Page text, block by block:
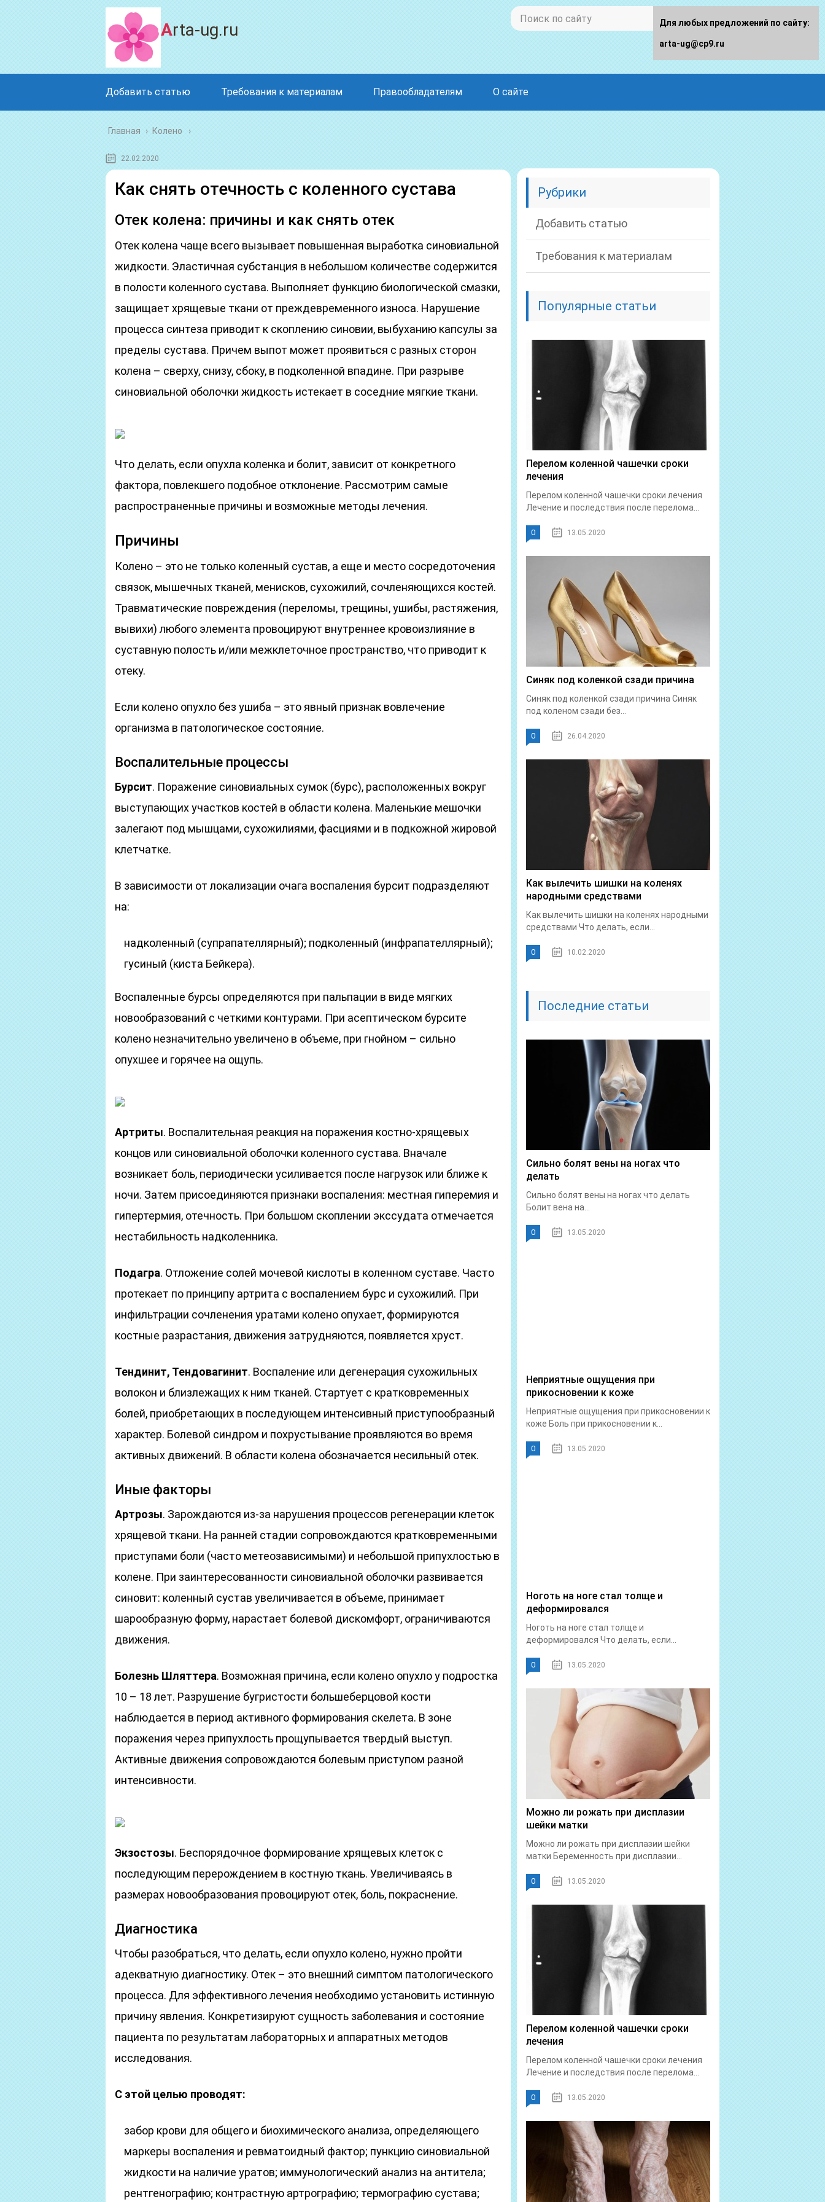
Arta-ug.ru
Добавить статью Требования к материалам Правообладателям О сайте
Главная › Колено
22.02.2020
Как снять отечность с коленного сустава
Отек колена: причины и как снять отек
Отек колена чаще всего вызывает повышенная выработка синовиальной
жидкости. Эластичная субстанция в небольшом количестве содержится
в полости коленного сустава. Выполняет функцию биологической смазки,
защищает хрящевые ткани от преждевременного износа. Нарушение
процесса синтеза приводит к скоплению синовии, выбуханию капсулы за
пределы сустава. Причем выпот может проявиться с разных сторон
колена – сверху, снизу, сбоку, в подколенной впадине. При разрыве
синовиальной оболочки жидкость истекает в соседние мягкие ткани.
Что делать, если опухла коленка и болит, зависит от конкретного
фактора, повлекшего подобное отклонение. Рассмотрим самые
распространенные причины и возможные методы лечения.
Причины
Колено – это не только коленный сустав, а еще и место сосредоточения
связок, мышечных тканей, менисков, сухожилий, сочленяющихся костей.
Травматические повреждения (переломы, трещины, ушибы, растяжения,
вывихи) любого элемента провоцируют внутреннее кровоизлияние в
суставную полость и/или межклеточное пространство, что приводит к
отеку.
Если колено опухло без ушиба – это явный признак вовлечение
организма в патологическое состояние.
Воспалительные процессы
Бурсит. Поражение синовиальных сумок (бурс), расположенных вокруг
выступающих участков костей в области колена. Маленькие мешочки
залегают под мышцами, сухожилиями, фасциями и в подкожной жировой
клетчатке.
В зависимости от локализации очага воспаления бурсит подразделяют
на:
надколенный (супрапателлярный); подколенный (инфрапателлярный);
гусиный (киста Бейкера).
Воспаленные бурсы определяются при пальпации в виде мягких
новообразований с четкими контурами. При асептическом бурсите
колено незначительно увеличено в объеме, при гнойном – сильно
опухшее и горячее на ощупь.
Артриты. Воспалительная реакция на поражения костно-хрящевых
концов или синовиальной оболочки коленного сустава. Вначале
возникает боль, периодически усиливается после нагрузок или ближе к
ночи. Затем присоединяются признаки воспаления: местная гиперемия и
гипертермия, отечность. При большом скоплении экссудата отмечается
нестабильность надколенника.
Подагра. Отложение солей мочевой кислоты в коленном суставе. Часто
протекает по принципу артрита с воспалением бурс и сухожилий. При
инфильтрации сочленения уратами колено опухает, формируются
костные разрастания, движения затрудняются, появляется хруст.
Тендинит, Тендовагинит. Воспаление или дегенерация сухожильных
волокон и близлежащих к ним тканей. Стартует с кратковременных
болей, приобретающих в последующем интенсивный приступообразный
характер. Болевой синдром и похрустывание проявляются во время
активных движений. В области колена обозначается несильный отек.
Иные факторы
Артрозы. Зарождаются из-за нарушения процессов регенерации клеток
хрящевой ткани. На ранней стадии сопровождаются кратковременными
приступами боли (часто метеозависимыми) и небольшой припухлостью в
колене. При заинтересованности синовиальной оболочки развивается
синовит: коленный сустав увеличивается в объеме, принимает
шарообразную форму, нарастает болевой дискомфорт, ограничиваются
движения.
Болезнь Шляттера. Возможная причина, если колено опухло у подростка
10 – 18 лет. Разрушение бугристости большеберцовой кости
наблюдается в период активного формирования скелета. В зоне
поражения через припухлость прощупывается твердый выступ.
Активные движения сопровождаются болевым приступом разной
интенсивности.
Экзостозы. Беспорядочное формирование хрящевых клеток с
последующим перерождением в костную ткань. Увеличиваясь в
размерах новообразования провоцируют отек, боль, покраснение.
Диагностика
Чтобы разобраться, что делать, если опухло колено, нужно пройти
адекватную диагностику. Отек – это внешний симптом патологического
процесса. Для эффективного лечения необходимо установить истинную
причину явления. Конкретизируют сущность заболевания и состояние
пациента по результатам лабораторных и аппаратных методов
исследования.
С этой целью проводят:
забор крови для общего и биохимического анализа, определяющего
маркеры воспаления и ревматоидный фактор; пункцию синовиальной
жидкости на наличие уратов; иммунологический анализ на антитела;
рентгенографию; контрастную артрографию; термографию сустава;
Рубрики
Добавить статью
Требования к материалам
Популярные статьи
Перелом коленной чашечки сроки
лечения
Перелом коленной чашечки сроки лечения
Лечение и последствия после перелома...
0 13.05.2020
Синяк под коленкой сзади причина
Синяк под коленкой сзади причина Синяк
под коленом сзади без...
0 26.04.2020
Как вылечить шишки на коленях
народными средствами
Как вылечить шишки на коленях народными
средствами Что делать, если...
0 10.02.2020
Последние статьи
Сильно болят вены на ногах что
делать
Сильно болят вены на ногах что делать
Болит вена на...
0 13.05.2020
Неприятные ощущения при
прикосновении к коже
Неприятные ощущения при прикосновении к
коже Боль при прикосновении к...
0 13.05.2020
Ноготь на ноге стал толще и
деформировался
Ноготь на ноге стал толще и
деформировался Что делать, если...
0 13.05.2020
Можно ли рожать при дисплазии
шейки матки
Можно ли рожать при дисплазии шейки
матки Беременность при дисплазии...
0 13.05.2020
Перелом коленной чашечки сроки
лечения
Перелом коленной чашечки сроки лечения
Лечение и последствия после перелома...
0 13.05.2020
Для любых предложений по сайту:
arta-ug@cp9.ru